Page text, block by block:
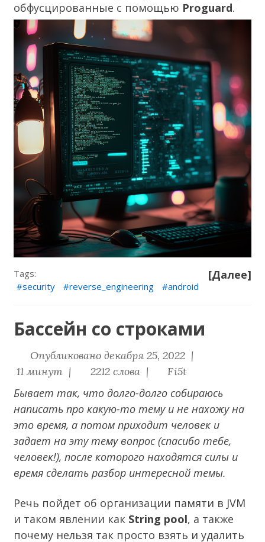
обфусцированные с помощью Proguard.
[Далее]
Tags:
security
reverse_engineering android
Бассейн со строками
Опубликовано декабря 25, 2022 |
11 минут |
2212 слова | Fi5t
Бывает так, что долго-долго собираюсь
написать про какую-то тему и не нахожу на
это время, а потом приходит человек и
задает на эту тему вопрос (спасибо тебе,
человек!), после которого находятся силы и
время сделать разбор интересной темы.
Речь пойдет об организации памяти в JVM
и таком явлении как String pool, а также
почему нельзя так просто взять и удалить